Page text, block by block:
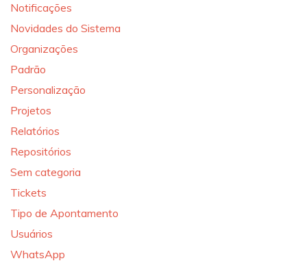
Notificações
Novidades do Sistema
Organizações
Padrão
Personalização
Projetos
Relatórios
Repositórios
Sem categoria
Tickets
Tipo de Apontamento
Usuários
WhatsApp